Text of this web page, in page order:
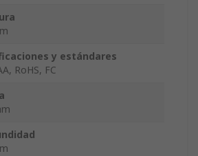
y estándares
RoHS, FC